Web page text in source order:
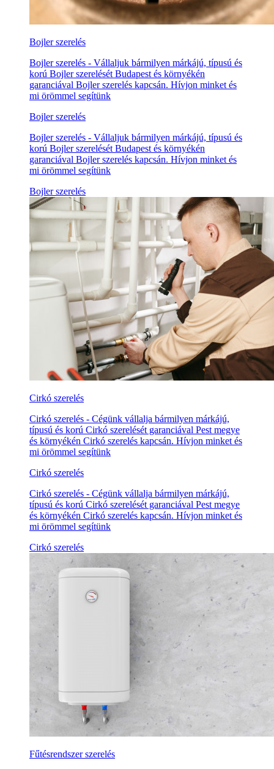
Bojler szerelés
Bojler szerelés - Vállaljuk bármilyen márkájú, típusú és
korú Bojler szerelését Budapest és környékén
garanciával Bojler szerelés kapcsán. Hívjon minket és
mi örömmel segítünk
Bojler szerelés
Bojler szerelés - Vállaljuk bármilyen márkájú, típusú és
korú Bojler szerelését Budapest és környékén
garanciával Bojler szerelés kapcsán. Hívjon minket és
mi örömmel segítünk
Bojler szerelés
Cirkó szerelés
Cirkó szerelés - Cégünk vállalja bármilyen márkájú,
típusú és korú Cirkó szerelését garanciával Pest megye
és környékén Cirkó szerelés kapcsán. Hívjon minket és
mi örömmel segítünk
Cirkó szerelés
Cirkó szerelés - Cégünk vállalja bármilyen márkájú,
típusú és korú Cirkó szerelését garanciával Pest megye
és környékén Cirkó szerelés kapcsán. Hívjon minket és
mi örömmel segítünk
Cirkó szerelés
Fűtésrendszer szerelés